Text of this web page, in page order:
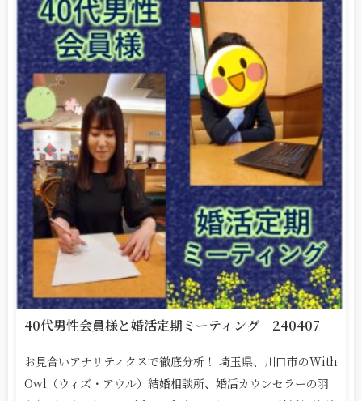
40代男性会員様と婚活定期ミーティング 240407
お見合いアナリティクスで徹底分析！ 埼玉県、川口市のWith
Owl（ウィズ・アウル）結婚相談所、婚活カウンセラーの羽